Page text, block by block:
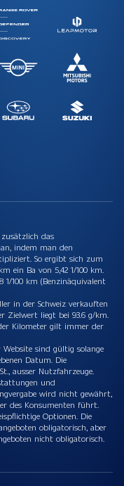
das
indem man den
So ergibt sich zum
ein Ba von 5,42 1/100 km.
1/100 km (Benzinäquivalent
in der Schweiz verkauften
Zielwert liegt bei 93.6 g/km.
Kilometer gilt immer der
Website sind gültig solange
Datum. Die
ausser Nutzfahrzeuge.
und
wird nicht gewährt,
des Konsumenten führt.
Optionen. Die
obligatorisch, aber
nicht obligatorisch.